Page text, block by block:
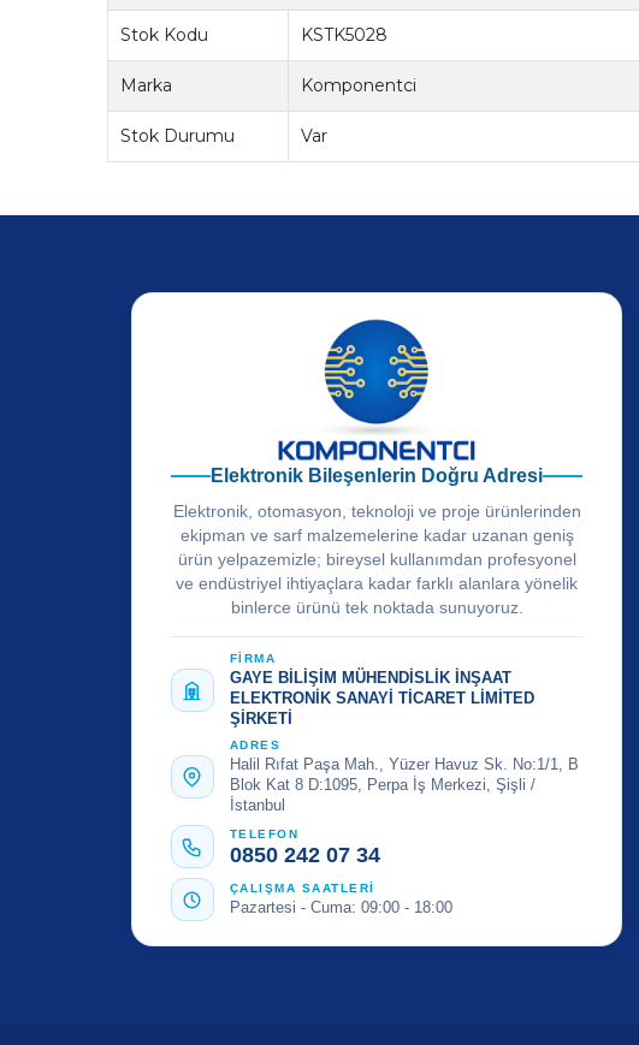
Stok Kodu KSTK5028
Marka Komponentci
Stok Durumu Var
Elektronik Bileşenlerin Doğru Adresi
Elektronik, otomasyon, teknoloji ve proje ürünlerinden
ekipman ve sarf malzemelerine kadar uzanan geniş
ürün yelpazemizle; bireysel kullanımdan profesyonel
ve endüstriyel ihtiyaçlara kadar farklı alanlara yönelik
binlerce ürünü tek noktada sunuyoruz.
FİRMA
GAYE BİLİŞİM MÜHENDİSLİK İNŞAAT
ELEKTRONİK SANAYİ TİCARET LİMİTED
ŞİRKETİ
ADRES
Halil Rıfat Paşa Mah., Yüzer Havuz Sk. No:1/1, B
Blok Kat 8 D:1095, Perpa İş Merkezi, Şişli /
İstanbul
TELEFON
0850 242 07 34
ÇALIŞMA SAATLERİ
Pazartesi - Cuma: 09:00 - 18:00